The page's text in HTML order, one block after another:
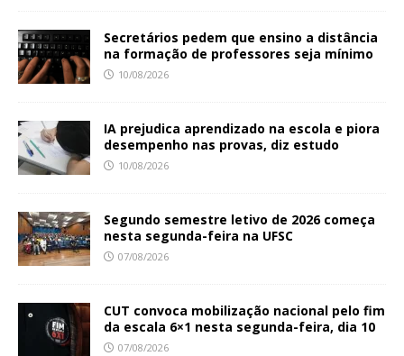
Secretários pedem que ensino a distância
na formação de professores seja mínimo
10/08/2026
IA prejudica aprendizado na escola e piora
desempenho nas provas, diz estudo
10/08/2026
Segundo semestre letivo de 2026 começa
nesta segunda-feira na UFSC
07/08/2026
CUT convoca mobilização nacional pelo fim
da escala 6×1 nesta segunda-feira, dia 10
07/08/2026